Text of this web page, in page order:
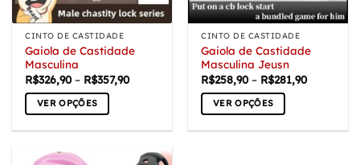
CINTO DE CASTIDADE
Gaiola de Castidade
Masculina
R$326,90 – R$357,90Faixa
R$357,90
VER OPÇÕES
tem
CINTO DE CASTIDADE
Gaiola de Castidade
Masculina Jeusn
R$258,90 – R$281,90Faixa
R$281,90
VER OPÇÕES